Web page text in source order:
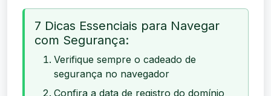
7 Dicas Essenciais para Navegar
com Segurança:
Verifique sempre o cadeado de
segurança no navegador
Confira a data de registro do domínio